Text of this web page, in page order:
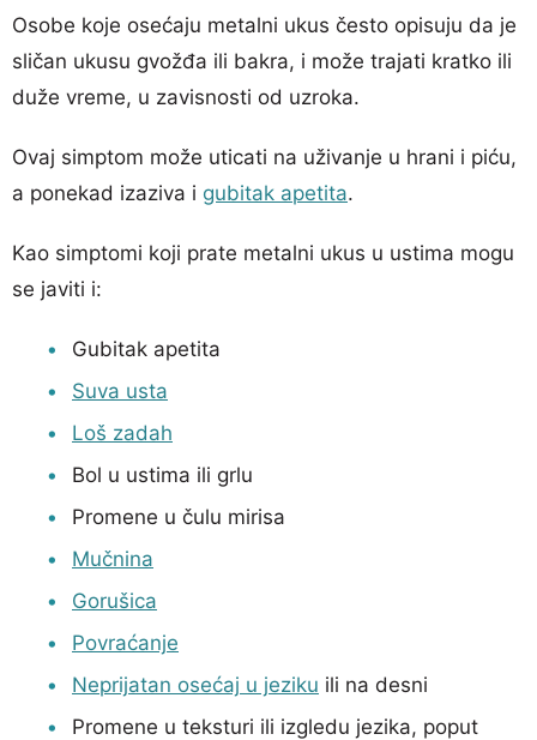
Osobe koje osećaju metalni ukus često opisuju da je
sličan ukusu gvožđa ili bakra, i može trajati kratko ili
duže vreme, u zavisnosti od uzroka.
Ovaj simptom može uticati na uživanje u hrani i piću,
a ponekad izaziva i gubitak apetita.
Kao simptomi koji prate metalni ukus u ustima mogu
se javiti i:
Gubitak apetita
Suva usta
Loš zadah
Bol u ustima ili grlu
Promene u čulu mirisa
Mučnina
Gorušica
Povraćanje
Neprijatan osećaj u jeziku ili na desni
Promene u teksturi ili izgledu jezika, poput